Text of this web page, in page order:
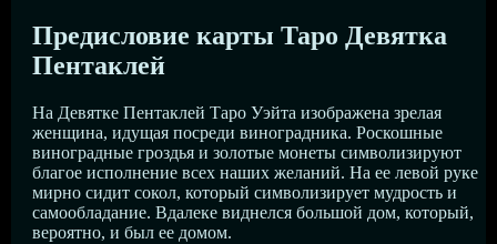
Предисловие карты Таро Девятка
Пентаклей
На Девятке Пентаклей Таро Уэйта изображена зрелая
женщина, идущая посреди виноградника. Роскошные
виноградные гроздья и золотые монеты символизируют
благое исполнение всех наших желаний. На ее левой руке
мирно сидит сокол, который символизирует мудрость и
самообладание. Вдалеке виднелся большой дом, который,
вероятно, и был ее домом.